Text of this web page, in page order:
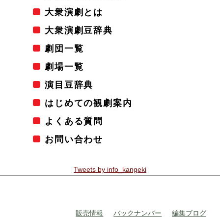
大衆演劇とは
大衆演劇豆辞典
劇団一覧
劇場一覧
演目豆辞典
はじめての観劇案内
よくある質問
お問い合わせ
Tweets by info_kangeki
販売情報 バックナンバー 編集ブログ